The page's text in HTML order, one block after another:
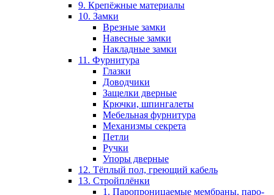
9. Крепёжные материалы
10. Замки
Врезные замки
Навесные замки
Накладные замки
11. Фурнитура
Глазки
Доводчики
Защелки дверные
Крючки, шпингалеты
Мебельная фурнитура
Механизмы секрета
Петли
Ручки
Упоры дверные
12. Тёплый пол, греющий кабель
13. Стройплёнки
1. Паропроницаемые мембраны, паро-